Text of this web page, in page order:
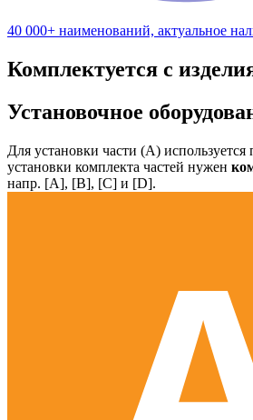
40 000+ наименований, актуальное
Комплектуется с
Установочное
Для установки части (А)
установки комплекта частей нужен
напр. [А], [B], [С] и [D].